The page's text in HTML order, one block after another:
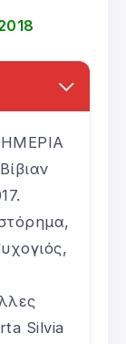
Silvia